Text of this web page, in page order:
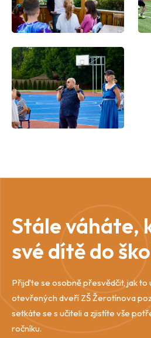
Stále váháte,
své dítě do
Přijďte se osobně přesvědčit, jak to
otevřených dveří ZŠ Žerotínova
setkáte se s učiteli a zjistíte vše
ročníku.